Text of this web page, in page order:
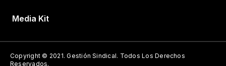
Media Kit
Copyright © 2021.Gestión Sindical. Todos Los Derechos
Reservados.